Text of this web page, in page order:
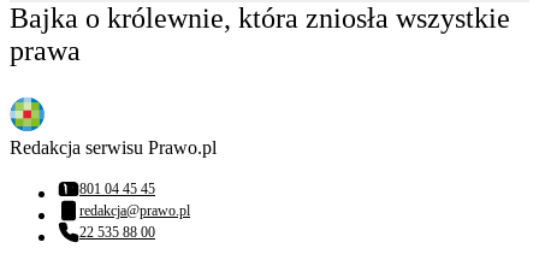
Bajka o królewnie, która zniosła wszystkie
prawa
Redakcja serwisu Prawo.pl
Numer telefonu:
801 04 45 45
Adres email:
redakcja@prawo.pl
Numer telefonu:
22 535 88 00